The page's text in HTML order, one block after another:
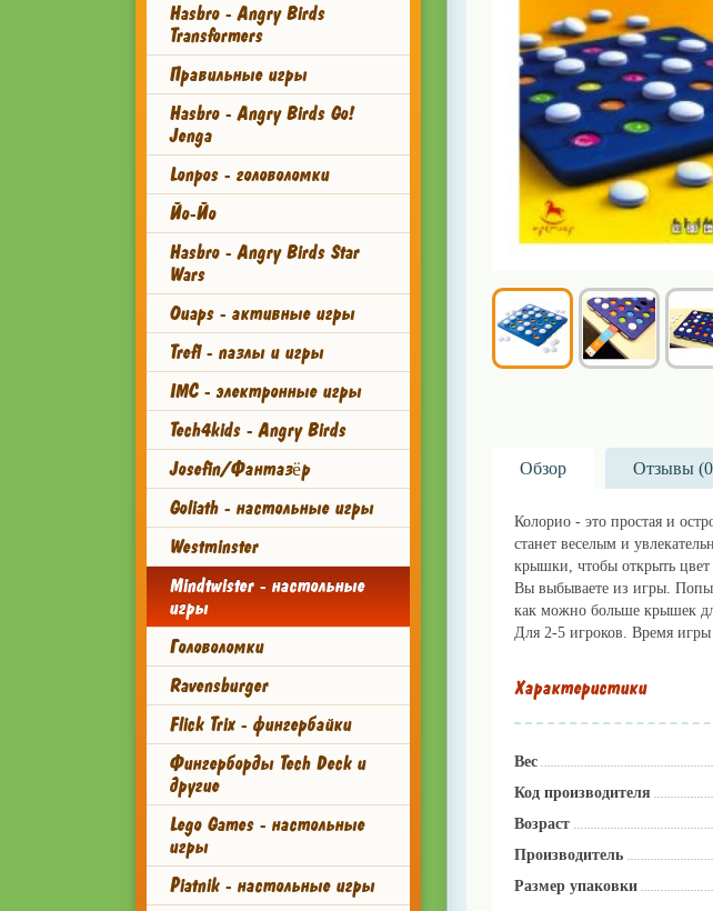
Hasbro - Angry Birds
Transformers
Правильные игры
Hasbro - Angry Birds Go!
Jenga
Lonpos - головоломки
Йо-Йо
Hasbro - Angry Birds Star
Wars
Ouaps - активные игры
Trefl - пазлы и игры
IMC - электронные игры
Tech4kids - Angry Birds
Josefin/Фантазёр
Goliath - настольные игры
Westminster
Mindtwister - настольные
игры
Головоломки
Ravensburger
Flick Trix - фингербайки
Фингерборды Tech Deck и
другие
Lego Games - настольные
игры
Piatnik - настольные игры
Обзор Отзывы (0
Колорио - это простая и
станет веселым и
крышки, чтобы открыть цвет
Вы выбываете из игры.
как можно больше крышек
Для 2-5 игроков. Время
Характеристики
Вес
Код производителя
Возраст
Производитель
Размер упаковки